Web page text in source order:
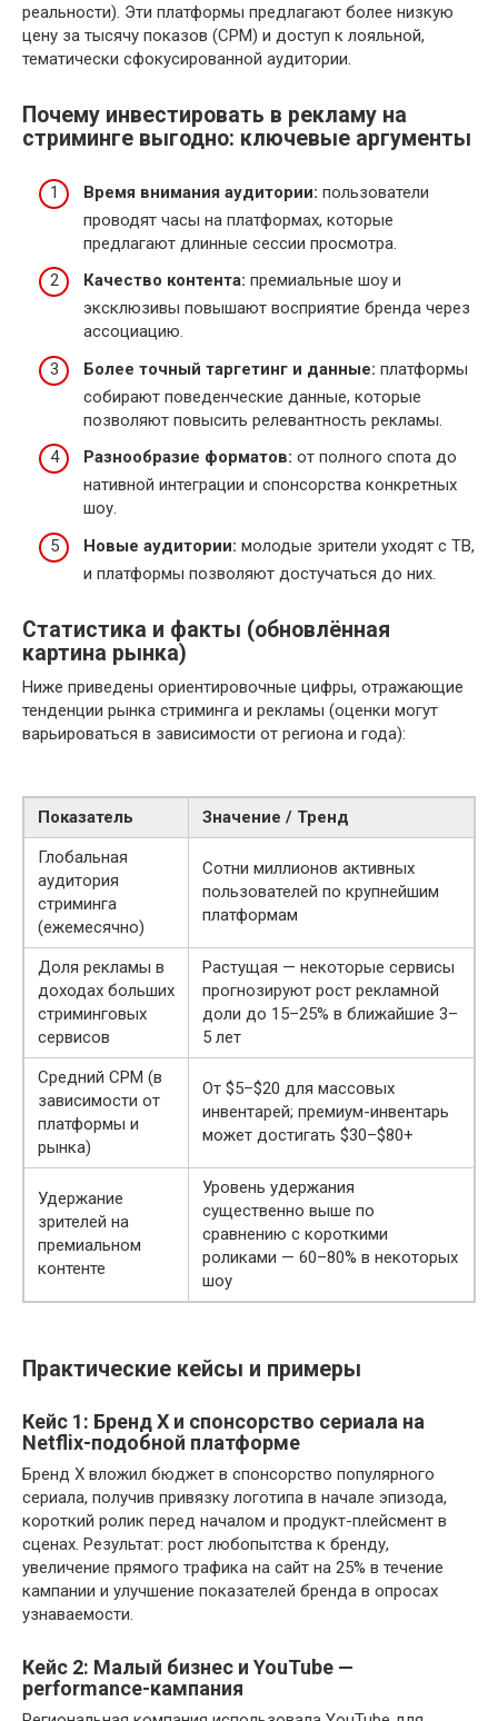
реальности). Эти платформы предлагают более низкую
цену за тысячу показов (CPM) и доступ к лояльной,
тематически сфокусированной аудитории.
Почему инвестировать в рекламу на
стриминге выгодно: ключевые аргументы
Время внимания аудитории: пользователи
проводят часы на платформах, которые
предлагают длинные сессии просмотра.
Качество контента: премиальные шоу и
эксклюзивы повышают восприятие бренда через
ассоциацию.
Более точный таргетинг и данные: платформы
собирают поведенческие данные, которые
позволяют повысить релевантность рекламы.
Разнообразие форматов: от полного спота до
нативной интеграции и спонсорства конкретных
шоу.
Новые аудитории: молодые зрители уходят с ТВ,
и платформы позволяют достучаться до них.
Статистика и факты (обновлённая
картина рынка)
Ниже приведены ориентировочные цифры, отражающие
тенденции рынка стриминга и рекламы (оценки могут
варьироваться в зависимости от региона и года):
Показатель
Значение / Тренд
Глобальная
аудитория
стриминга
(ежемесячно)
Сотни миллионов активных
пользователей по крупнейшим
платформам
Доля рекламы в
доходах больших
стриминговых
сервисов
Растущая — некоторые сервисы
прогнозируют рост рекламной
доли до 15–25% в ближайшие 3–
5 лет
Средний CPM (в
зависимости от
платформы и
рынка)
От $5–$20 для массовых
инвентарей; премиум-инвентарь
может достигать $30–$80+
Удержание
зрителей на
премиальном
контенте
Уровень удержания
существенно выше по
сравнению с короткими
роликами — 60–80% в некоторых
шоу
Практические кейсы и примеры
Кейс 1: Бренд X и спонсорство сериала на
Netflix-подобной платформе
Бренд X вложил бюджет в спонсорство популярного
сериала, получив привязку логотипа в начале эпизода,
короткий ролик перед началом и продукт-плейсмент в
сценах. Результат: рост любопытства к бренду,
увеличение прямого трафика на сайт на 25% в течение
кампании и улучшение показателей бренда в опросах
узнаваемости.
Кейс 2: Малый бизнес и YouTube —
performance-кампания